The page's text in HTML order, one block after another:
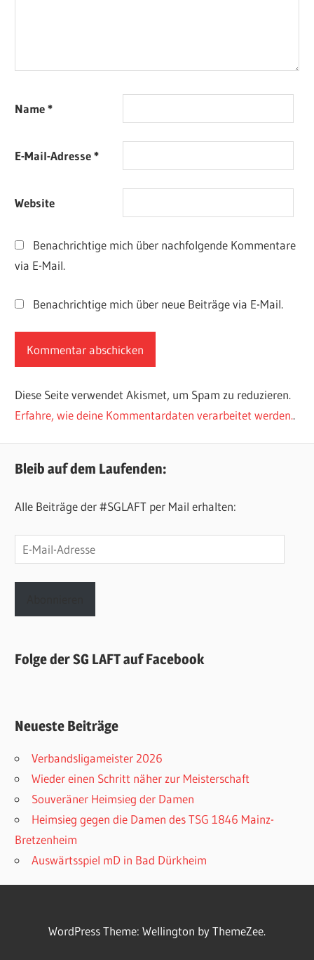
Name*
E-Mail-Adresse*
Website
Benachrichtige mich über nachfolgende Kommentare
via E-Mail.
Benachrichtige mich über neue Beiträge via E-Mail.
Diese Seite verwendet Akismet, um Spam zu reduzieren.
Erfahre, wie deine Kommentardaten verarbeitet werden..
Bleib auf dem Laufenden:
Alle Beiträge der #SGLAFT per Mail erhalten:
E-
Mail-
Adresse
Folge der SG LAFT auf Facebook
Neueste Beiträge
Verbandsligameister 2026
Wieder einen Schritt näher zur Meisterschaft
Souveräner Heimsieg der Damen
Heimsieg gegen die Damen des TSG 1846 Mainz-
Bretzenheim
Auswärtsspiel mD in Bad Dürkheim
WordPress Theme: Wellington by ThemeZee.